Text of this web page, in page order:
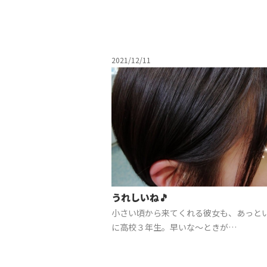
2021/12/11
うれしいね🎵
小さい頃から来てくれる彼女も、あっと
に高校３年生。早いな～ときが…